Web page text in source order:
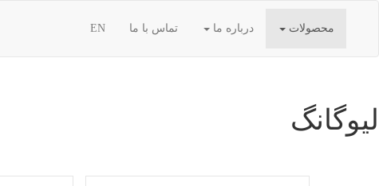
EN تماس با ما درباره ما محصولات
لیوگانگ